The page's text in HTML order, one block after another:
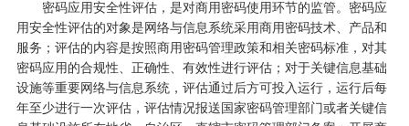
密码应用安全性评估，是对商用密码使用环节的监管。密码应
用安全性评估的对象是网络与信息系统采用商用密码技术、产品和
服务；评估的内容是按照商用密码管理政策和相关密码标准，对其
密码应用的合规性、正确性、有效性进行评估；对于关键信息基础
设施等重要网络与信息系统，评估通过后方可投入运行，运行后每
年至少进行一次评估，评估情况报送国家密码管理部门或者关键信